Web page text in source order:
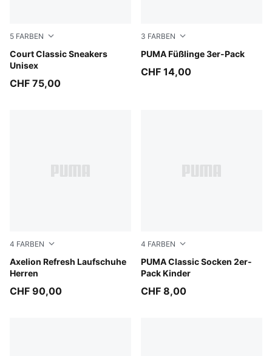
5 FARBEN
Court Classic Sneakers
Unisex
PUMA White-PUMA Black-PUMA Gold
CHF 75,00
3 FARBEN
PUMA Füßlinge 3er-Pack
black
CHF 14,00
4 FARBEN
Axelion Refresh Laufschuhe
Herren
PUMA Navy-Inky Blue-Dark Jasper
CHF 90,00
4 FARBEN
PUMA Classic Socken 2er-
Pack Kinder
black
CHF 8,00